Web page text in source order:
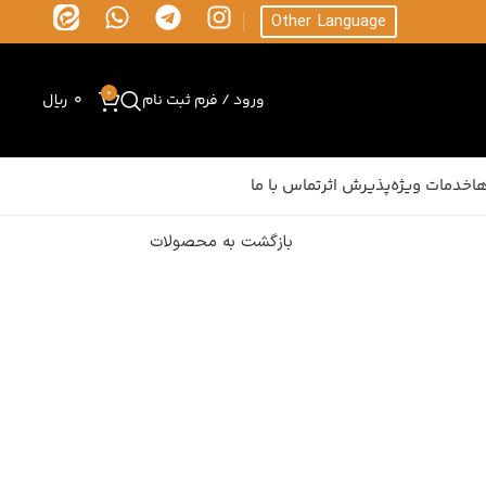
Other Language
ورود / فرم ثبت نام 0 ریال 0
خدمات ویژهپذیرش اثرتماس با ما
بازگشت به محصولات